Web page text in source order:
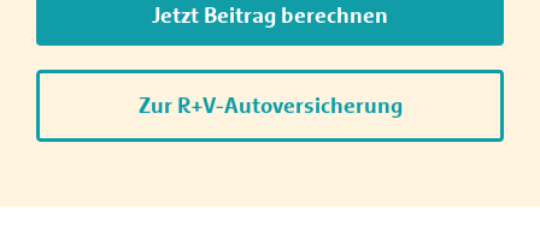
Jetzt Beitrag berechnen
Zur R+V-Autoversicherung